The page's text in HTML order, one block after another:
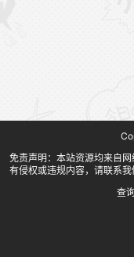
免责声明：本站资源均来自
有侵权或违规内容，请联系我
查